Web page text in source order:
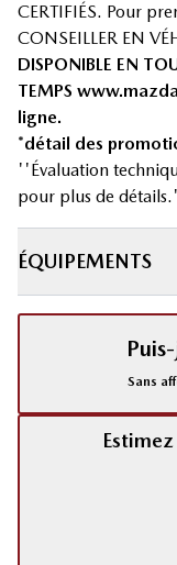
CERTIFIÉS. Pour
CONSEILLER EN
DISPONIBLE EN
TEMPS
ligne.
*détail des
''Évaluation
pour plus de
ÉQUIPEMENTS
Sans